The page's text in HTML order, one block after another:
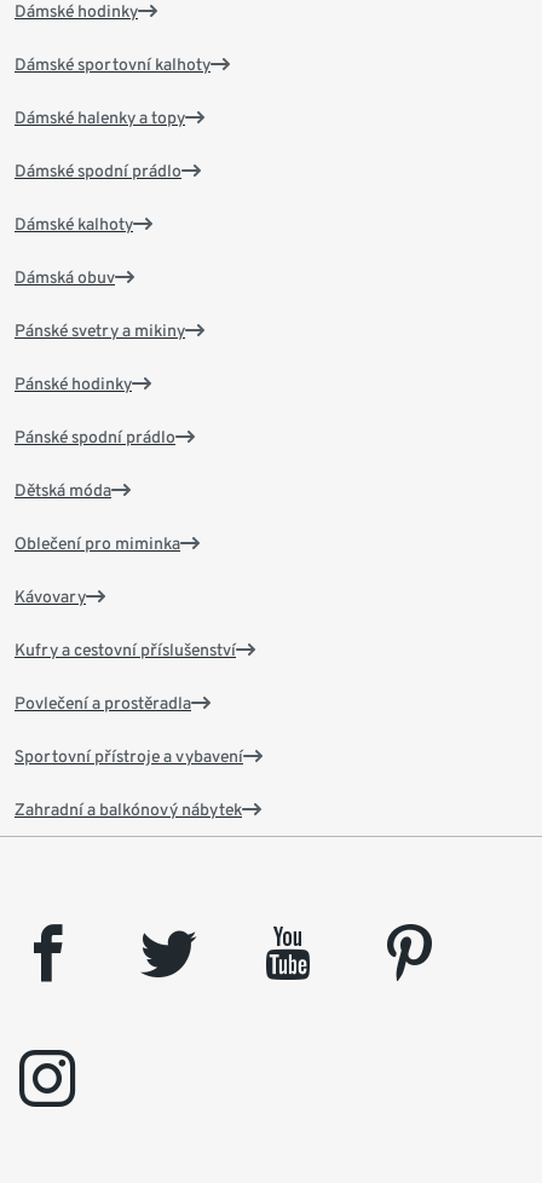
Dámské hodinky
Dámské sportovní kalhoty
Dámské halenky a topy
Dámské spodní prádlo
Dámské kalhoty
Dámská obuv
Pánské svetry a mikiny
Pánské hodinky
Pánské spodní prádlo
Dětská móda
Oblečení pro miminka
Kávovary
Kufry a cestovní příslušenství
Povlečení a prostěradla
Sportovní přístroje a vybavení
Zahradní a balkónový nábytek
facebook twitter youtube
pinterest
instagram